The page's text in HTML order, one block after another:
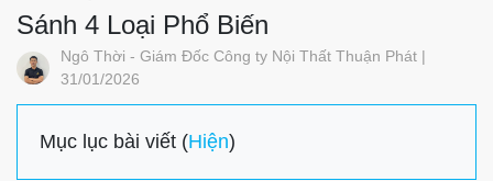
Sánh 4 Loại Phổ Biến
Ngô Thời - Giám Đốc Công ty Nội Thất Thuận Phát |
31/01/2026
Mục lục bài viết (Hiện)